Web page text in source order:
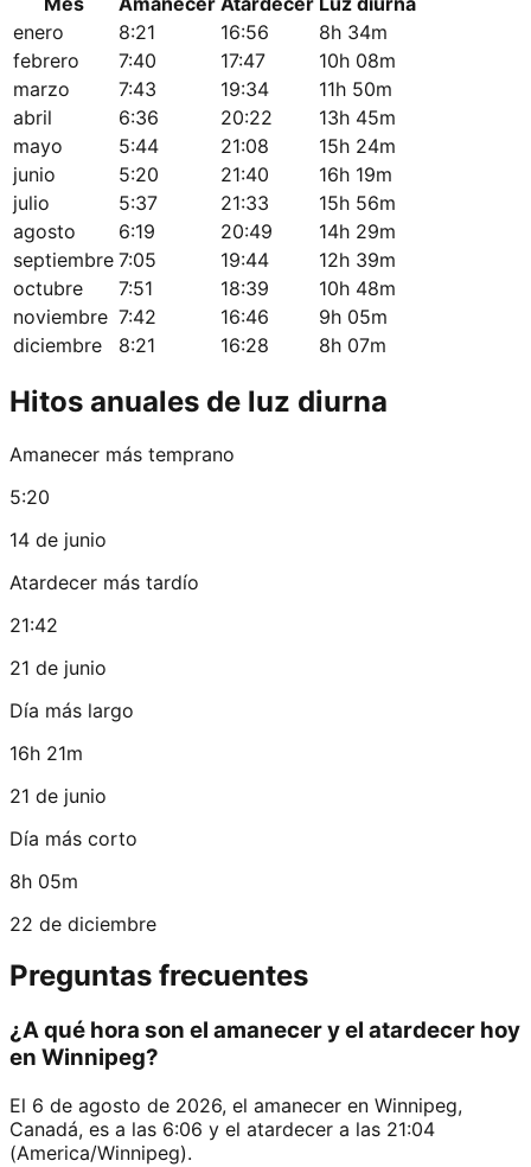
enero
8:21 16:56
8h 34m
febrero
7:40 17:47
10h 08m
marzo
7:43 19:34
11h 50m
abril
6:36 20:22
13h 45m
mayo
5:44 21:08
15h 24m
junio
5:20 21:40
16h 19m
julio
5:37 21:33
15h 56m
agosto
6:19 20:49
14h 29m
septiembre 7:05 19:44
12h 39m
octubre
7:51 18:39
10h 48m
noviembre 7:42 16:46
9h 05m
diciembre
8:21 16:28 8h 07m
Hitos anuales de luz diurna
Amanecer más temprano
5:20
14 de junio
Atardecer más tardío
21:42
21 de junio
Día más largo
16h 21m
21 de junio
Día más corto
8h 05m
22 de diciembre
Preguntas frecuentes
¿A qué hora son el amanecer y el atardecer hoy
en Winnipeg?
El 6 de agosto de 2026, el amanecer en Winnipeg,
Canadá, es a las 6:06 y el atardecer a las 21:04
(America/Winnipeg).